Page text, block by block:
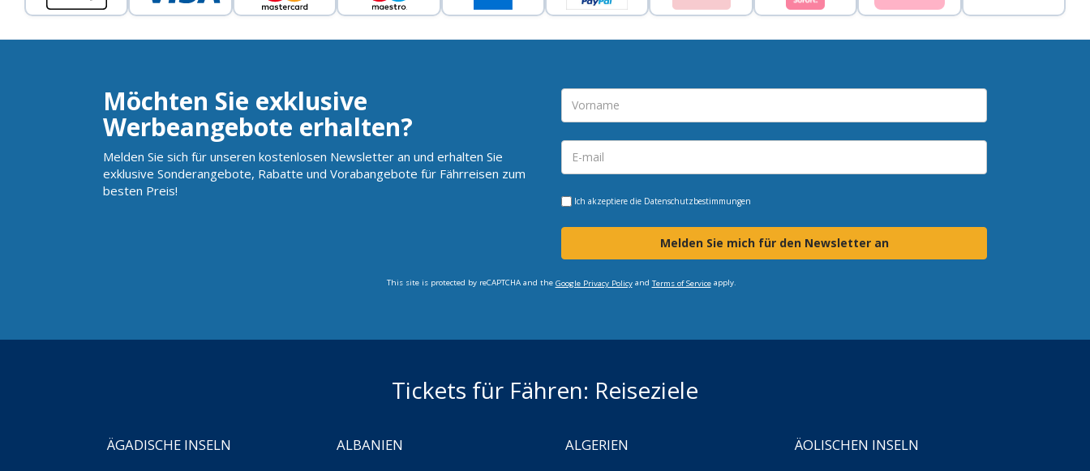
Möchten Sie exklusive
Werbeangebote erhalten?
Melden Sie sich für unseren kostenlosen Newsletter an und erhalten Sie
exklusive Sonderangebote, Rabatte und Vorabangebote für Fährreisen zum
besten Preis!
Ich akzeptiere die Datenschutzbestimmungen
Melden Sie mich für den Newsletter an
This site is protected by reCAPTCHA and the Google Privacy Policyand Terms of Serviceapply.
Tickets für Fähren: Reiseziele
ÄGADISCHE INSELN ALBANIEN ALGERIEN
ÄOLISCHEN INSELN